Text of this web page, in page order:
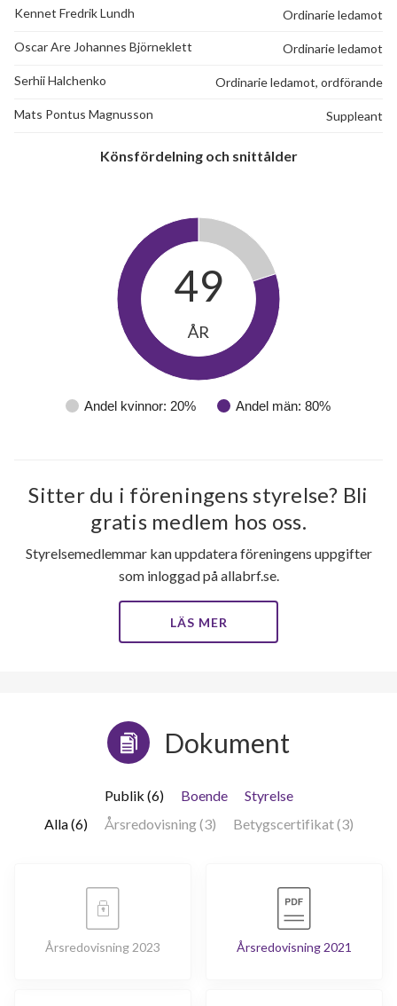
Kennet Fredrik Lundh Ordinarie ledamot
Oscar Are Johannes Björneklett Ordinarie ledamot
Serhii Halchenko Ordinarie ledamot, ordförande
Mats Pontus Magnusson Suppleant
Könsfördelning och snittålder
Andel kvinnor: 20% Andel män: 80%
49
ÅR
Sitter du i föreningens styrelse? Bli
gratis medlem hos oss.
Styrelsemedlemmar kan uppdatera föreningens uppgifter
som inloggad på allabrf.se.
LÄS MER
Dokument
Publik (6) Boende
Styrelse
Alla (6)
Årsredovisning (3) Betygscertifikat (3)
Årsredovisning 2023 Årsredovisning 2021